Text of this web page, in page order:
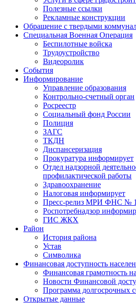
Полезные ссылки
Рекламные конструкции
Обращение с твердыми
Специальная Военная Операция
Беспилотные войска
Трудоустройство
Видеоролик
События
Информирование
Управление образования
Контрольно-счетный орган
Росреестр
Социальный фонд России
Полиция
ЗАГС
ТКДН
Диспансеризация
Прокуратура информирует
Отдел надзорной
профилактической работы
Здравоохранение
Налоговая информирует
Пресс-релиз МРИ ФНС №
Роспотребнадзор
ГИС ЖКХ
Район
История района
Устав
Символика
Финансовая доступность
Финансовая грамотность
Новости Финансовой
Программа долгосрочных
Открытые данные